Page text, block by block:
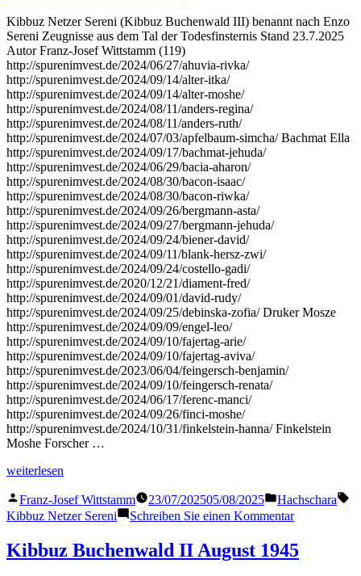
Kibbuz Netzer Sereni (Kibbuz Buchenwald III) benannt nach Enzo
Sereni Zeugnisse aus dem Tal der Todesfinsternis Stand 23.7.2025
Autor Franz-Josef Wittstamm (119)
http://spurenimvest.de/2024/06/27/ahuvia-rivka/
http://spurenimvest.de/2024/09/14/alter-itka/
http://spurenimvest.de/2024/09/14/alter-moshe/
http://spurenimvest.de/2024/08/11/anders-regina/
http://spurenimvest.de/2024/08/11/anders-ruth/
http://spurenimvest.de/2024/07/03/apfelbaum-simcha/ Bachmat Ella
http://spurenimvest.de/2024/09/17/bachmat-jehuda/
http://spurenimvest.de/2024/06/29/bacia-aharon/
http://spurenimvest.de/2024/08/30/bacon-isaac/
http://spurenimvest.de/2024/08/30/bacon-riwka/
http://spurenimvest.de/2024/09/26/bergmann-asta/
http://spurenimvest.de/2024/09/27/bergmann-jehuda/
http://spurenimvest.de/2024/09/24/biener-david/
http://spurenimvest.de/2024/09/11/blank-hersz-zwi/
http://spurenimvest.de/2024/09/24/costello-gadi/
http://spurenimvest.de/2020/12/21/diament-fred/
http://spurenimvest.de/2024/09/01/david-rudy/
http://spurenimvest.de/2024/09/25/debinska-zofia/ Druker Mosze
http://spurenimvest.de/2024/09/09/engel-leo/
http://spurenimvest.de/2024/09/10/fajertag-arie/
http://spurenimvest.de/2024/09/10/fajertag-aviva/
http://spurenimvest.de/2023/06/04/feingersch-benjamin/
http://spurenimvest.de/2024/09/10/feingersch-renata/
http://spurenimvest.de/2024/06/17/ferenc-manci/
http://spurenimvest.de/2024/09/26/finci-moshe/
http://spurenimvest.de/2024/10/31/finkelstein-hanna/ Finkelstein
Moshe Forscher …
„Kibbuz
Sereni“
weiterlesen
Veröffentlicht
von
Franz-Josef Wittstamm 23/07/202505/08/2025
Veröffentlicht
in
Hachschara
Kibbuz Netzer Sereni
Schreiben Sie einen Kommentarzu
Netzer
Sereni
Kibbuz Buchenwald II August 1945